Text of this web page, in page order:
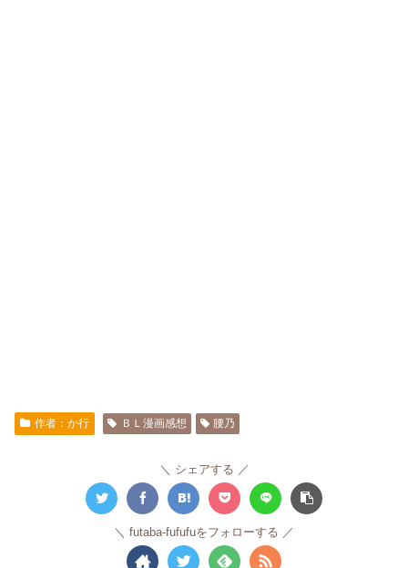
作者：か行 ＢＬ漫画感想 腰乃
シェアする
futaba-fufufuをフォローする